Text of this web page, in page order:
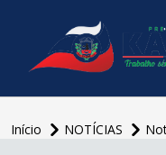
Início NOTÍCIAS